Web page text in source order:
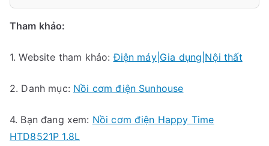
Tham khảo:
1. Website tham khảo:Điện máy|Gia dụng|Nội thất
2. Danh mục: Nồi cơm điện Sunhouse
4. Bạn đang xem: Nồi cơm điện Happy Time
HTD8521P 1.8L